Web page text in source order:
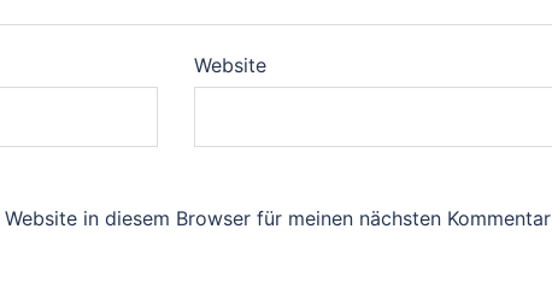
Website
in diesem Browser für meinen nächsten Kommentar